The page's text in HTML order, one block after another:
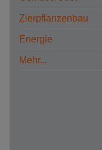
Zierpflanzenbau
Energie
Mehr...